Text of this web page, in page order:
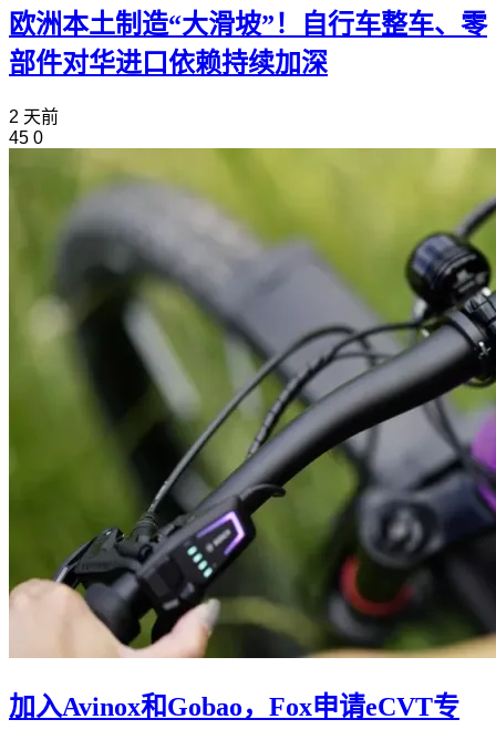
欧洲本土制造“大滑坡”！自行车整车、零
部件对华进口依赖持续加深
2 天前
45 0
加入Avinox和Gobao，Fox申请eCVT专